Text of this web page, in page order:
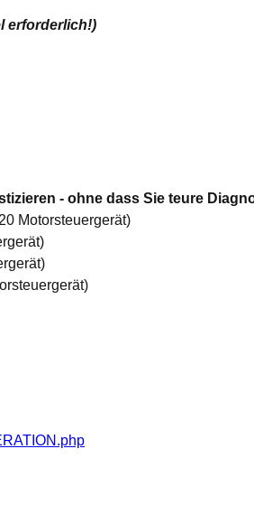
erforderlich!)
- ohne dass Sie teure
Motorsteuergerät)